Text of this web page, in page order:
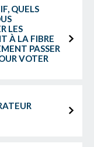
QUELS
LES
À LA FIBRE
PASSER
VOTER